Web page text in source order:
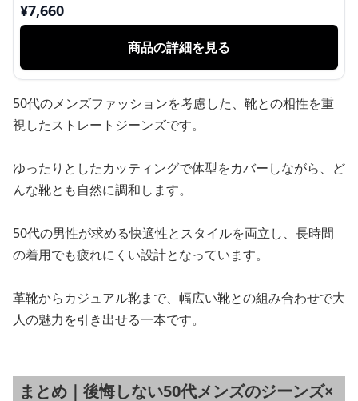
¥7,660
商品の詳細を見る
50代のメンズファッションを考慮した、靴との相性を重
視したストレートジーンズです。
ゆったりとしたカッティングで体型をカバーしながら、ど
んな靴とも自然に調和します。
50代の男性が求める快適性とスタイルを両立し、長時間
の着用でも疲れにくい設計となっています。
革靴からカジュアル靴まで、幅広い靴との組み合わせで大
人の魅力を引き出せる一本です。
まとめ｜後悔しない50代メンズのジーンズ×